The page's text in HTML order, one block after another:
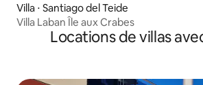
Villa ⋅ Santiago del Teide
Villa Laban Île aux Crabes
Locations de villas